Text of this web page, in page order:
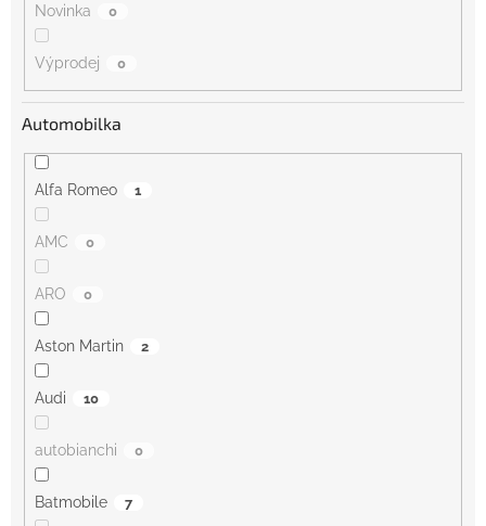
Novinka 0
Výprodej 0
Automobilka
Alfa Romeo 1
AMC 0
ARO 0
Aston Martin 2
Audi 10
autobianchi 0
Batmobile 7